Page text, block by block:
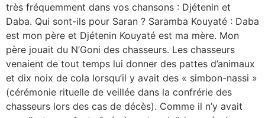
très fréquemment dans vos chansons : Djétenin et
Daba. Qui sont-ils pour Saran ? Saramba Kouyaté : Daba
est mon père et Djétenin Kouyaté est ma mère. Mon
père jouait du N’Goni des chasseurs. Les chasseurs
venaient de tout temps lui donner des pattes d’animaux
et dix noix de cola lorsqu’il y avait des « simbon-nassi »
(cérémonie rituelle de veillée dans la confrérie des
chasseurs lors des cas de décès). Comme il n’y avait